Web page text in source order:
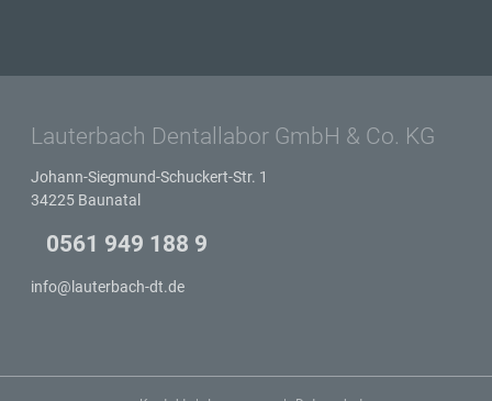
Lauterbach Dentallabor GmbH & Co. KG
Johann-Siegmund-Schuckert-Str. 1
34225 Baunatal
0561 949 188 9
info@lauterbach-dt.de